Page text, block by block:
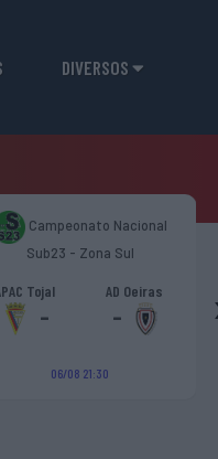
DIVERSOS
Campeonato Nacional
Sub23 - Zona Sul
Tojal
-
AD Oeiras
-
06/08 21:30